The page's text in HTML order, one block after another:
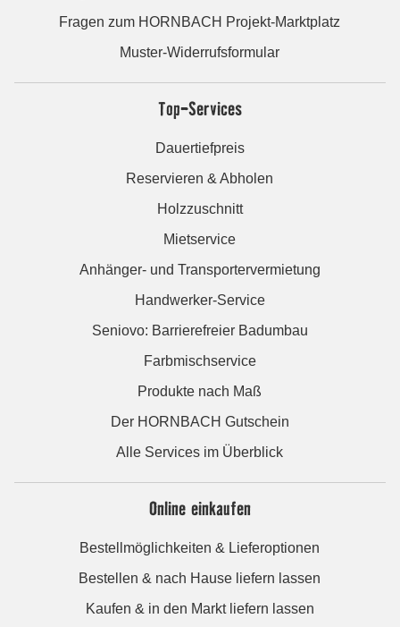
Fragen zum HORNBACH Projekt-Marktplatz
Muster-Widerrufsformular
Top-Services
Dauertiefpreis
Reservieren & Abholen
Holzzuschnitt
Mietservice
Anhänger- und Transportervermietung
Handwerker-Service
Seniovo: Barrierefreier Badumbau
Farbmischservice
Produkte nach Maß
Der HORNBACH Gutschein
Alle Services im Überblick
Online einkaufen
Bestellmöglichkeiten & Lieferoptionen
Bestellen & nach Hause liefern lassen
Kaufen & in den Markt liefern lassen